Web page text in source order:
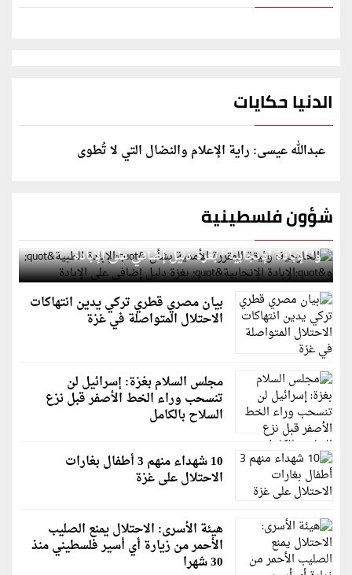
الدنيا حكايات
عبدالله عيسى: راية الإعلام والنضال التي لا تُطوى
شؤون فلسطينية
الخارجية: وثيقة المقررة الأممية بشأن "الإبادة الطبية"
و"الإبادة الإنجابية" بغزة دليل إضافي على الإبادة
بيان مصري قطري تركي يدين انتهاكات
الاحتلال المتواصلة في غزة
مجلس السلام بغزة: إسرائيل لن
تنسحب وراء الخط الأصفر قبل نزع
السلاح بالكامل
10 شهداء منهم 3 أطفال بغارات
الاحتلال على غزة
هيئة الأسرى: الاحتلال يمنع الصليب
الأحمر من زيارة أي أسير فلسطيني منذ
30 شهرا